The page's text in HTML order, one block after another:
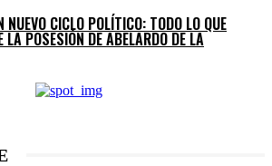
NUEVO CICLO POLÍTICO: TODO LO QUE
LA POSESIÓN DE ABELARDO DE LA